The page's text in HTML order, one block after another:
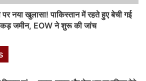
n
k
e
dI
n
e
s
n
u
m
nt
er
h
ar
नया खुलासा! पाकिस्तान में रहते हुए बेची गई
जमीन, EOW ने शुरू की जांच